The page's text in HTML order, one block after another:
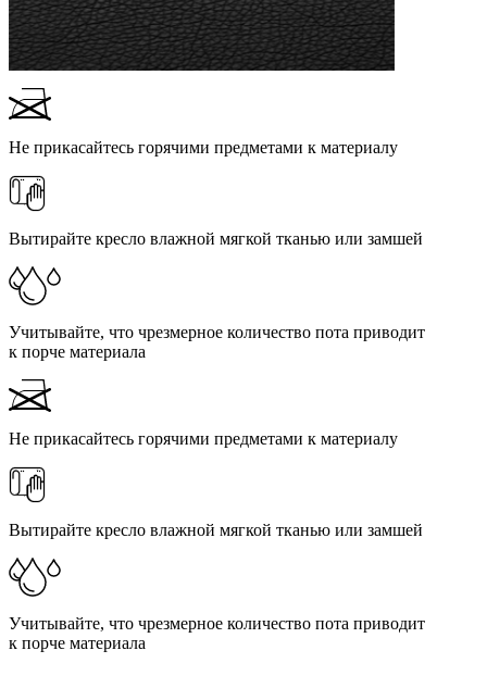
Не прикасайтесь горячими предметами к материалу
Вытирайте кресло влажной мягкой тканью или замшей
Учитывайте, что чрезмерное количество пота приводит
к порче материала
Не прикасайтесь горячими предметами к материалу
Вытирайте кресло влажной мягкой тканью или замшей
Учитывайте, что чрезмерное количество пота приводит
к порче материала